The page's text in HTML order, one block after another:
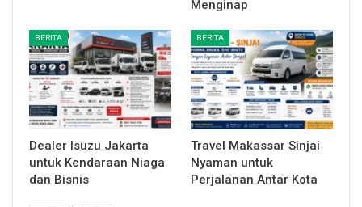
Menginap
BERITA
Dealer Isuzu Jakarta
untuk Kendaraan Niaga
dan Bisnis
BERITA
Travel Makassar Sinjai
Nyaman untuk
Perjalanan Antar Kota